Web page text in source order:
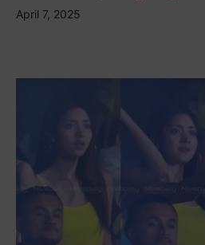
April 7, 2025